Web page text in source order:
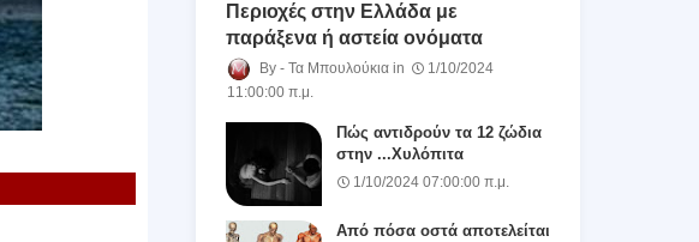
Περιοχές στην Ελλάδα με
παράξενα ή αστεία ονόματα
Τα Μπουλούκια
1/10/2024
11:00:00 π.μ.
Πώς αντιδρούν τα 12 ζώδια
στην ...Χυλόπιτα
1/10/2024 07:00:00 π.μ.
Από πόσα οστά αποτελείται